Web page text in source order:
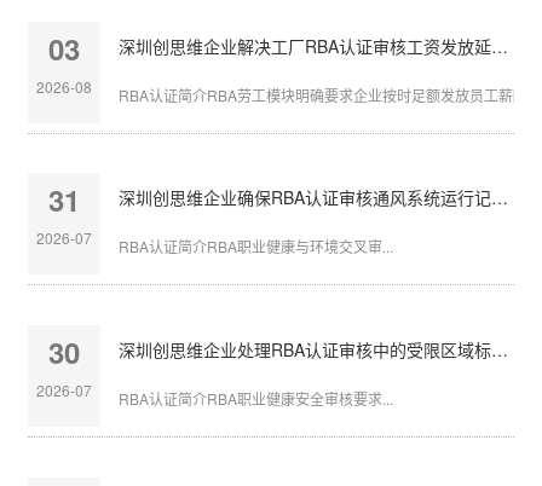
03
2026-08
深圳创思维企业解决工厂RBA认证审核工资发放延迟问题
RBA认证简介RBA劳工模块明确要求企业按时足额发放员工薪酬
31
2026-07
深圳创思维企业确保RBA认证审核通风系统运行记录完整
RBA认证简介RBA职业健康与环境交叉审...
30
2026-07
深圳创思维企业处理RBA认证审核中的受限区域标识不清
RBA认证简介RBA职业健康安全审核要求...